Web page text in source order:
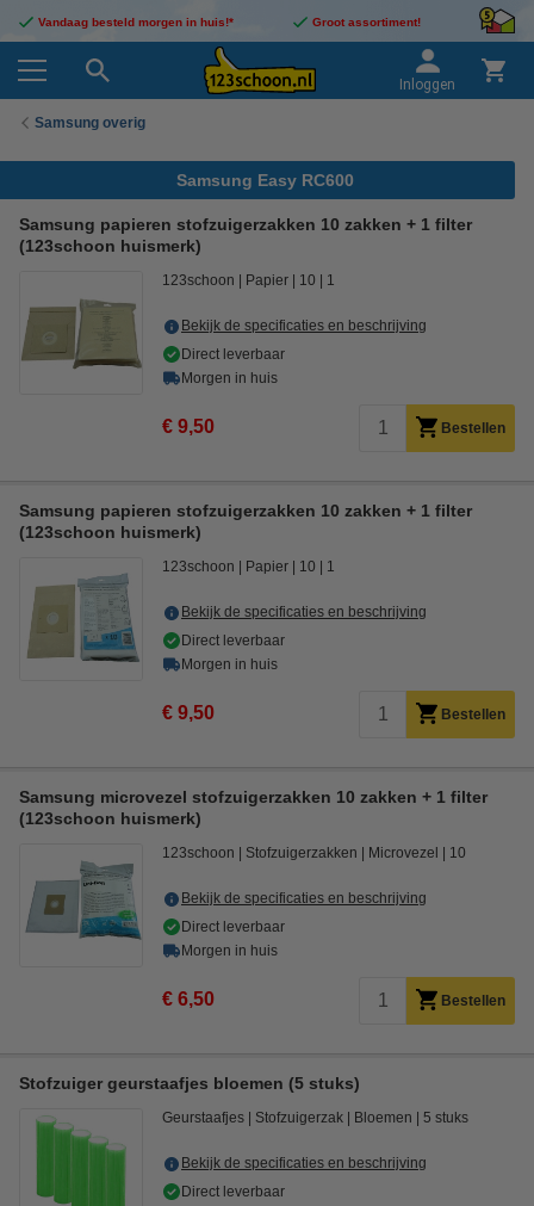
Vandaag besteld morgen in huis!* Groot assortiment!
Inloggen
Samsung overig
Samsung Easy RC600
Samsung papieren stofzuigerzakken 10 zakken + 1 filter
(123schoon huismerk)
123schoon Papier 10 1
Bekijk de specificaties en beschrijving
Direct leverbaar
Morgen in huis
€ 9,50 Bestellen
Samsung papieren stofzuigerzakken 10 zakken + 1 filter
(123schoon huismerk)
123schoon Papier 10 1
Bekijk de specificaties en beschrijving
Direct leverbaar
Morgen in huis
€ 9,50 Bestellen
Samsung microvezel stofzuigerzakken 10 zakken + 1 filter
(123schoon huismerk)
123schoon Stofzuigerzakken Microvezel 10
Bekijk de specificaties en beschrijving
Direct leverbaar
Morgen in huis
€ 6,50 Bestellen
Stofzuiger geurstaafjes bloemen (5 stuks)
Geurstaafjes Stofzuigerzak Bloemen 5 stuks
Bekijk de specificaties en beschrijving
Direct leverbaar